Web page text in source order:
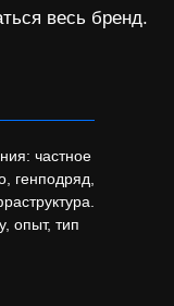
частное
генподряд,
опыт, тип